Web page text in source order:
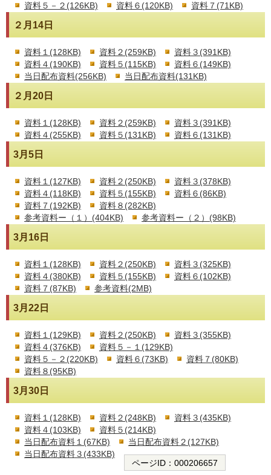
資料５－２(126KB)
資料６(120KB) 資料７(71KB)
２月14日
資料１(128KB) 資料２(259KB)
資料３(391KB)
資料４(190KB)
資料５(115KB)
資料６(149KB)
当日配布資料(256KB)
当日配布資料(131KB)
２月20日
資料１(128KB) 資料２(259KB)
資料３(391KB)
資料４(255KB)
資料５(131KB) 資料６(131KB)
3月5日
資料１(127KB) 資料２(250KB)
資料３(378KB)
資料４(118KB)
資料５(155KB)
資料６(86KB)
資料７(192KB)
資料８(282KB)
参考資料ー（１）(404KB)
参考資料ー（２）(98KB)
3月16日
資料１(128KB) 資料２(250KB)
資料３(325KB)
資料４(380KB)
資料５(155KB)
資料６(102KB)
資料７(87KB)
参考資料(2MB)
3月22日
資料１(129KB) 資料２(250KB)
資料３(355KB)
資料４(376KB)
資料５－１(129KB)
資料５－２(220KB)
資料６(73KB)
資料７(80KB)
資料８(95KB)
3月30日
資料１(128KB) 資料２(248KB)
資料３(435KB)
資料４(103KB)
資料５(214KB)
当日配布資料１(67KB)
当日配布資料２(127KB)
当日配布資料３(433KB)
ページID： 000206657